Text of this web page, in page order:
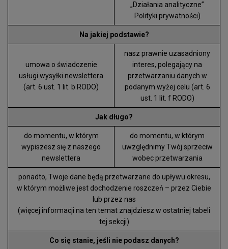
„Działania analityczne”
Polityki prywatności)
Na jakiej podstawie?
umowa o świadczenie
usługi wysyłki newslettera
(art. 6 ust. 1 lit. b RODO)
nasz prawnie uzasadniony
interes, polegający na
przetwarzaniu danych w
podanym wyżej celu (art. 6
ust. 1 lit. f RODO)
Jak długo?
do momentu, w którym
wypiszesz się z naszego
newslettera
do momentu, w którym
uwzględnimy Twój sprzeciw
wobec przetwarzania
ponadto, Twoje dane będą przetwarzane do upływu okresu,
w którym możliwe jest dochodzenie roszczeń – przez Ciebie
lub przez nas
(więcej informacji na ten temat znajdziesz w ostatniej tabeli
tej sekcji)
Co się stanie, jeśli nie podasz danych?